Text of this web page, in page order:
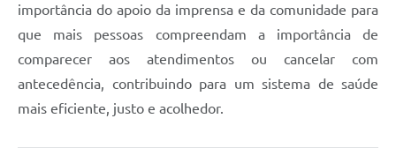
importância do apoio da imprensa e da comunidade para
que mais pessoas compreendam a importância de
comparecer aos atendimentos ou cancelar com
antecedência, contribuindo para um sistema de saúde
mais eficiente, justo e acolhedor.